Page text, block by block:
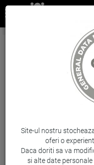
Cartus Cyan Nr.761
Brand: HP / Cod: CM994A
Site-ul nostru
oferi o
Daca doriti sa va
si alte date